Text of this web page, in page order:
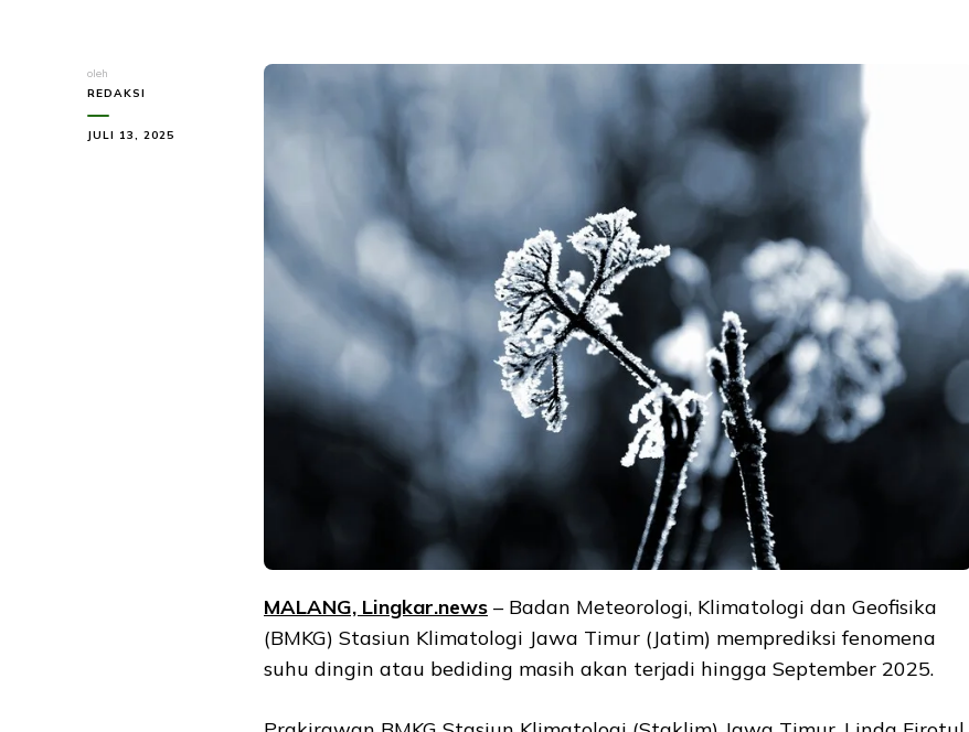
oleh
REDAKSI
JULI 13, 2025
MALANG, Lingkar.news – Badan Meteorologi, Klimatologi dan Geofisika
(BMKG) Stasiun Klimatologi Jawa Timur (Jatim) memprediksi fenomena
suhu dingin atau bediding masih akan terjadi hingga September 2025.